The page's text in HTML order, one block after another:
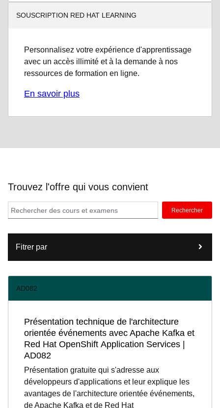
SOUSCRIPTION RED HAT LEARNING
Personnalisez votre expérience d'apprentissage
avec un accès illimité et à la demande à nos
ressources de formation en ligne.
En savoir plus
Trouvez l'offre qui vous convient
Rechercher
Fitrer par
AD082
Présentation technique de l'architecture
orientée événements avec Apache Kafka et
Red Hat OpenShift Application Services |
AD082
Présentation gratuite qui s'adresse aux
développeurs d'applications et leur explique les
avantages de l'architecture orientée événements,
de Apache Kafka et de Red Hat